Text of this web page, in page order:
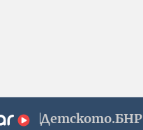
Детското.БНР